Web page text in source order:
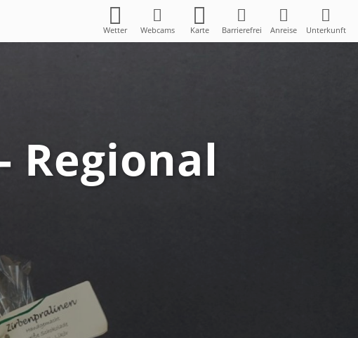
Wetter Webcams Karte Barrierefrei Anreise Unterkunft